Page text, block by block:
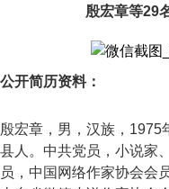
殷宏章等29
公开简历资料：
殷宏章，男，汉族，1975
县人。中共党员，小说家
员，中国网络作家协会会